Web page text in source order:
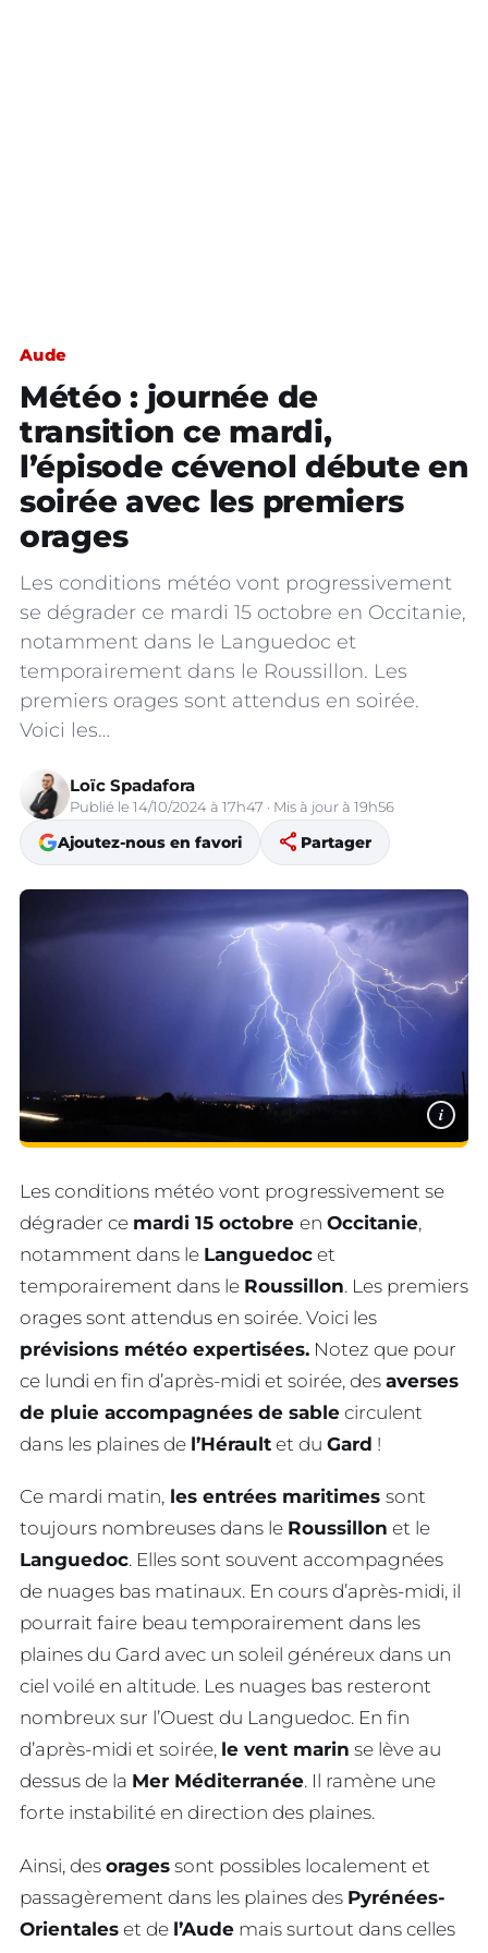
Aude
Météo : journée de
transition ce mardi,
l’épisode cévenol débute en
soirée avec les premiers
orages
Les conditions météo vont progressivement
se dégrader ce mardi 15 octobre en Occitanie,
notamment dans le Languedoc et
temporairement dans le Roussillon. Les
premiers orages sont attendus en soirée.
Voici les…
Loïc Spadafora
Publié le 14/10/2024 à 17h47 · Mis à jour à 19h56
Ajoutez-nous en favori share Partager
i
Les conditions météo vont progressivement se
dégrader ce mardi 15 octobre en Occitanie,
notamment dans le Languedoc et
temporairement dans le Roussillon. Les premiers
orages sont attendus en soirée. Voici les
prévisions météo expertisées. Notez que pour
ce lundi en fin d’après-midi et soirée, des averses
de pluie accompagnées de sable circulent
dans les plaines de l’Hérault et du Gard !
Ce mardi matin, les entrées maritimes sont
toujours nombreuses dans le Roussillon et le
Languedoc. Elles sont souvent accompagnées
de nuages bas matinaux. En cours d’après-midi, il
pourrait faire beau temporairement dans les
plaines du Gard avec un soleil généreux dans un
ciel voilé en altitude. Les nuages bas resteront
nombreux sur l’Ouest du Languedoc. En fin
d’après-midi et soirée, le vent marin se lève au
dessus de la Mer Méditerranée. Il ramène une
forte instabilité en direction des plaines.
Ainsi, des orages sont possibles localement et
passagèrement dans les plaines des Pyrénées-
Orientales et de l’Aude mais surtout dans celles